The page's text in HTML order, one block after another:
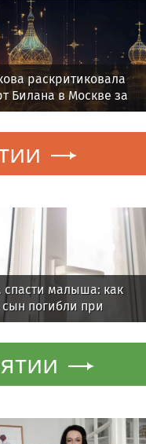
раскритиковала
Билана в Москве за
организацию
спасти малыша: как
сын погибли при
из окна в Раменском